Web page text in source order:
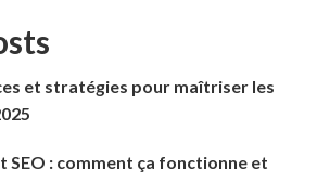
et stratégies pour maîtriser les
SEO : comment ça fonctionne et